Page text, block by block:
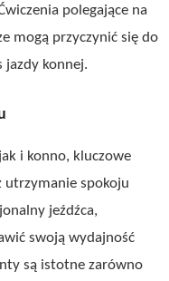
polegające na
mogą przyczynić się do
jazdy konnej.
i konno, kluczowe
utrzymanie spokoju
jeźdźca,
swoją wydajność
są istotne zarówno